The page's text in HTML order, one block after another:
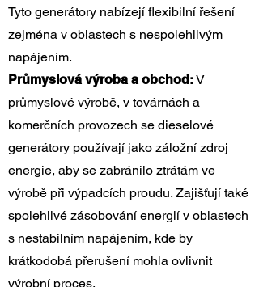
Tyto generátory nabízejí flexibilní řešení
zejména v oblastech s nespolehlivým
napájením.
Průmyslová výroba a obchod:V
průmyslové výrobě, v továrnách a
komerčních provozech se dieselové
generátory používají jako záložní zdroj
energie, aby se zabránilo ztrátám ve
výrobě při výpadcích proudu. Zajišťují také
spolehlivé zásobování energií v oblastech
s nestabilním napájením, kde by
krátkodobá přerušení mohla ovlivnit
výrobní proces.